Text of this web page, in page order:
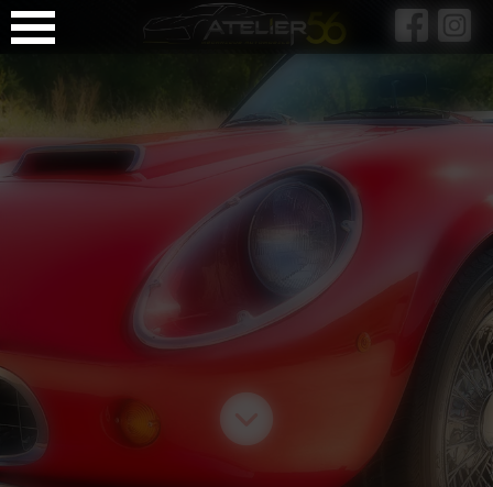
Panneau de gestion des cookies